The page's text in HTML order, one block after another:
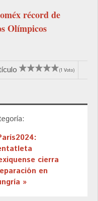
récord de
Olímpicos
(1 Voto)
cierra
en
»